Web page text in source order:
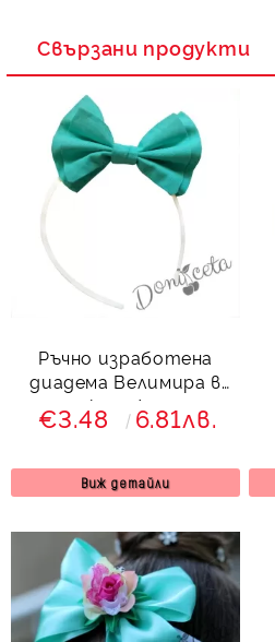
Свързани продукти
Ръчно изработена
диадема Велимира в
тюркоаз/мента
€3.48 6.81лв.
Виж детайли